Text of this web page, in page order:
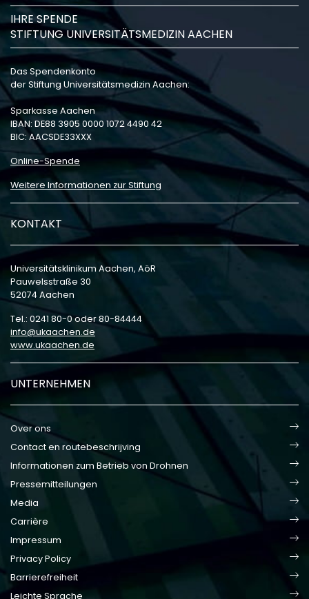
IHRE SPENDE
STIFTUNG UNIVERSITÄTSMEDIZIN AACHEN
Das Spendenkonto
der Stiftung Universitätsmedizin Aachen:
Sparkasse Aachen
IBAN: DE88 3905 0000 1072 4490 42
BIC: AACSDE33XXX
Online-Spende
Weitere Informationen zur Stiftung
KONTAKT
Universitätsklinikum Aachen, AöR
Pauwelsstraße 30
52074 Aachen
Tel.: 0241 80-0 oder 80-84444
info
ukaachen de
www.ukaachen.de
UNTERNEHMEN
Over ons
Contact en routebeschrijving
Informationen zum Betrieb von Drohnen
Pressemitteilungen
Media
Carrière
Impressum
Privacy Policy
Barrierefreiheit
Leichte Sprache